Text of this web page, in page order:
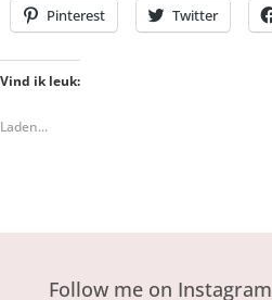
Pinterest Twitter
Vind ik leuk:
Laden...
Follow me on Instagram